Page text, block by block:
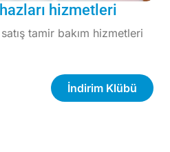
hizmetleri
tamir bakım hizmetleri
İndirim Klübü